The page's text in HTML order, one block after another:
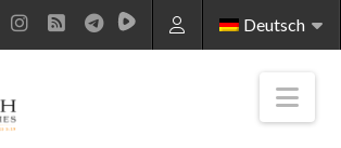
Deutsch
Instagram
RSS